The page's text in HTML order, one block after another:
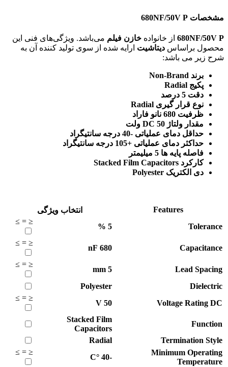
مشخصات 680NF/50V P
680NF/50V P از خانواده خازن فیلم می‌باشد. ویژگی‌های فنی این
محصول براساس دیتاشیت ارایه شده از سوی تولید کننده آن به
شرح زیر می باشد:
برند Non-Brand
پکیج Radial
دقت 5 درصد
نوع قرار گیری Radial
ظرفیت 680 نانو فاراد
مقدار ولتاژ DC 50 ولت
حداقل دمای عملیاتی -40 درجه سانتیگراد
حداکثر دمای عملیاتی +105 درجه سانتیگراد
فاصله پایه ها 5 میلیمتر
کارکرد Stacked Film Capacitors
دی الکتریک Polyester
Features
انتخاب ویژگی
Tolerance
5
%
≤
=
≥
Capacitance
680
nF
≤
=
≥
Lead Spacing
5
mm
≤
=
≥
Dielectric
Polyester
Voltage Rating DC
50
V
≤
=
≥
Function
Stacked Film
Capacitors
Termination Style
Radial
Minimum Operating
Temperature
-40
°C
≤
=
≥